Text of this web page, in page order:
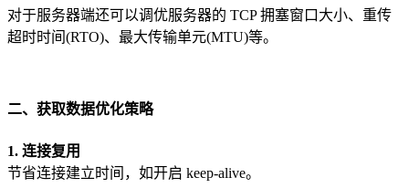
对于服务器端还可以调优服务器的 TCP 拥塞窗口大小、重传
超时时间(RTO)、最大传输单元(MTU)等。
二、获取数据优化策略
1. 连接复用
节省连接建立时间，如开启 keep-alive。